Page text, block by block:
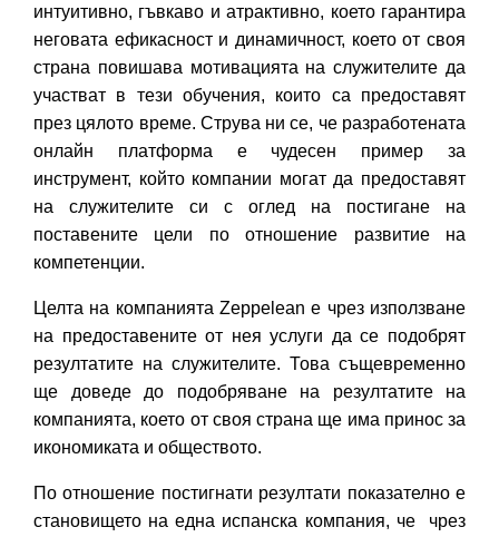
интуитивно, гъвкаво и атрактивно, което гарантира
неговата ефикасност и динамичност, което от своя
страна повишава мотивацията на служителите да
участват в тези обучения, които са предоставят
през цялото време. Струва ни се, че разработената
онлайн платформа е чудесен пример за
инструмент, който компании могат да предоставят
на служителите си с оглед на постигане на
поставените цели по отношение развитие на
компетенции.
Целта на компанията Zeppelean е чрез използване
на предоставените от нея услуги да се подобрят
резултатите на служителите. Това същевременно
ще доведе до подобряване на резултатите на
компанията, което от своя страна ще има принос за
икономиката и обществото.
По отношение постигнати резултати показателно е
становището на една испанска компания, че чрез